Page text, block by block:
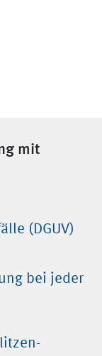
mit
(DGUV)
bei jeder